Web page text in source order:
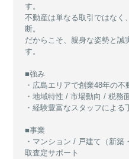
す。
不動産は単なる取引ではなく
断。
だからこそ、親身な姿勢と誠
す。
■強み
・広島エリアで創業48年の
・地域特性 / 市場動向 / 税務
・経験豊富なスタッフによる
■事業
・マンション / 戸建て（新
取査定サポート